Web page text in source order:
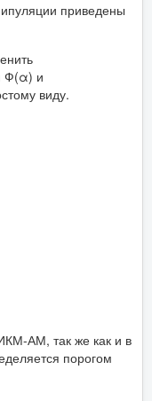
приведены
Ф(α) и
виду.
АМ, так же как и в
порогом